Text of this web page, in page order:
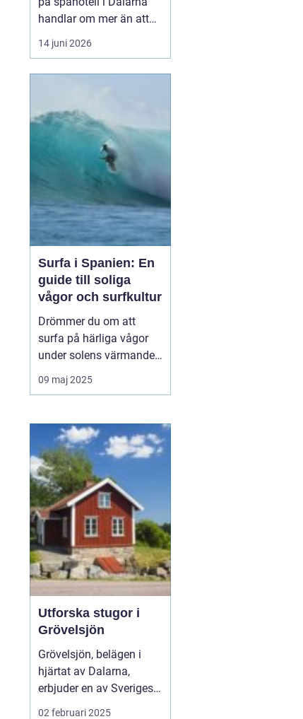
handlar om mer än att
bada varmt och få
massage.
miljö där både kropp och
huvud får chans att
varva ner. Här möter
traditionella ...
14 juni 2026
Surfa i Spanien: En
guide till soliga
vågor och surfkultur
Drömmer du om att
surfa på härliga vågor
under solens värmande
strålar? Spanien är ett
land känt för sin
fantastiska surfvågor.
Från Atlanten till
Medelhavet erbjuder...
09 maj 2025
Utforska stugor i
Grövelsjön
Grövelsjön, belägen i
hjärtat av Dalarna,
erbjuder en av Sveriges
mest natursköna
02 februari 2025